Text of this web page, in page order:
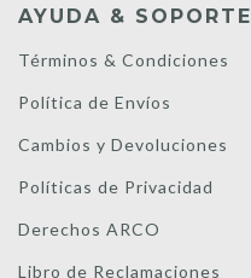
AYUDA & SOPORTE
Términos & Condiciones
Política de Envíos
Cambios y Devoluciones
Políticas de Privacidad
Derechos ARCO
Libro de Reclamaciones